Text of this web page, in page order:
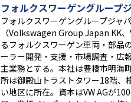
フォルクスワーゲングループ
フォルクスワーゲングループジャ
（Volkswagen Group Japan KK
るフォルクスワーゲン車両・部品
ーラー開発・支援・市場調査・広
主業務とする。本社は豊橋市明海
所は御殿山トラストタワー18階、
い地区に所在。資本はVW AGが